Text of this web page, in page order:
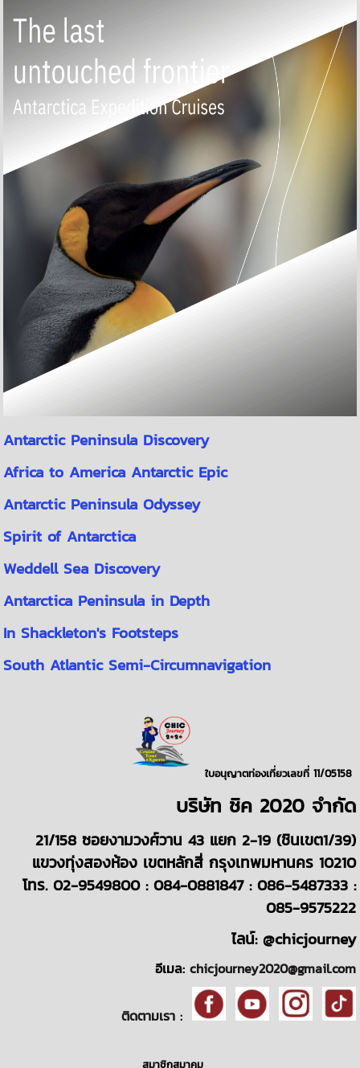
Antarctic Peninsula Discovery
Africa to America Antarctic Epic
Antarctic Peninsula Odyssey
Spirit of Antarctica
Weddell Sea Discovery
Antarctica Peninsula in Depth
In Shackleton's Footsteps
South Atlantic Semi-Circumnavigation
ใบอนุญาตท่องเที่ยวเลขที่ 11/05158
บริษัท ชิค 2020 จำกัด
21/158 ซอยงามวงศ์วาน 43 แยก 2-19 (ชินเขต1/39)
แขวงทุ่งสองห้อง เขตหลักสี่ กรุงเทพมหานคร 10210
โทร. 02-9549800 : 084-0881847 : 086-5487333 :
085-9575222
ไลน์: @chicjourney
อีเมล: chicjourney2020@gmail.com
ติดตามเรา :
สมาชิกสมาคม